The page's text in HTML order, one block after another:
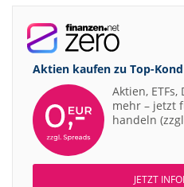
Aktien kaufen zu Top-
Aktien,
mehr – jetzt
handeln
JETZT